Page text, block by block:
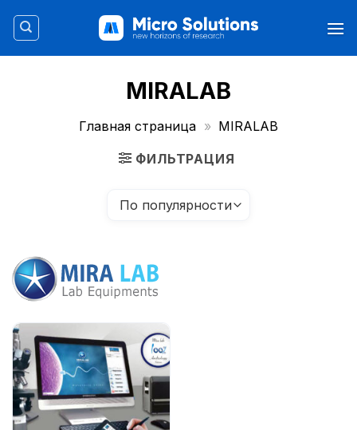
MIRALAB
Главная страница » MIRALAB
ФИЛЬТРАЦИЯ